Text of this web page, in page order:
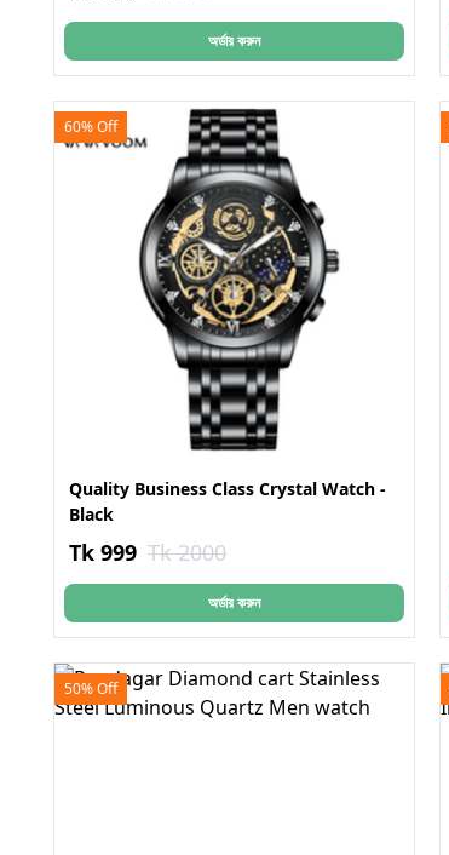
অর্ডার করুন
60% Off
Quality Business Class Crystal Watch -
Black
Tk 999 Tk 2000
অর্ডার করুন
50% Off